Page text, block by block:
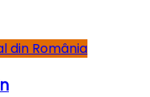
din România